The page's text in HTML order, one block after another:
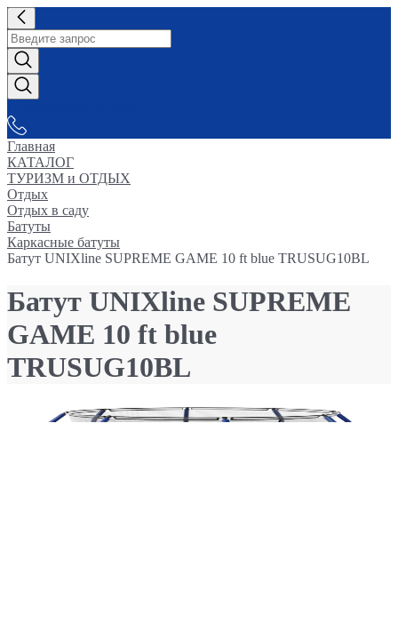
Главная
КАТАЛОГ
ТУРИЗМ и ОТДЫХ
Отдых
Отдых в саду
Батуты
Каркасные батуты
Батут UNIXline SUPREME GAME 10 ft blue TRUSUG10BL
Батут UNIXline SUPREME
GAME 10 ft blue
TRUSUG10BL